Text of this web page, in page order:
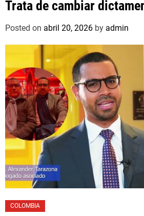
Trata de cambiar
favorecer a mafioso que
Toledo, expropietario de
Las Mercedes»
Posted on abril 20, 2026 by admin
COLOMBIA